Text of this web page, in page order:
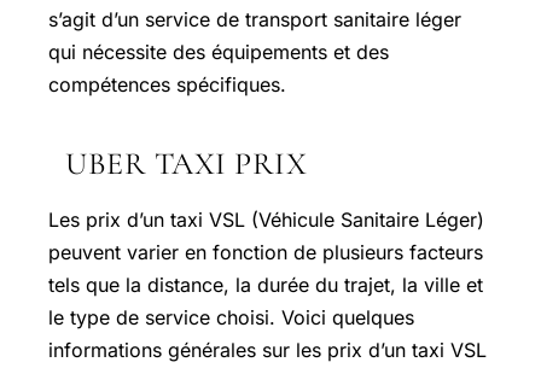
s’agit d’un service de transport sanitaire léger
qui nécessite des équipements et des
compétences spécifiques.
UBER TAXI PRIX
Les prix d’un taxi VSL (Véhicule Sanitaire Léger)
peuvent varier en fonction de plusieurs facteurs
tels que la distance, la durée du trajet, la ville et
le type de service choisi. Voici quelques
informations générales sur les prix d’un taxi VSL